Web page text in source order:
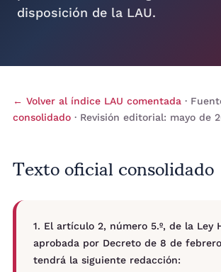
disposición de la LAU.
← Volver al índice LAU comentada ·
consolidado · Revisión editorial: mayo de
Texto oficial consolidado
1. El artículo 2, número 5.º, de la Ley
aprobada por Decreto de 8 de
tendrá la siguiente redacción: